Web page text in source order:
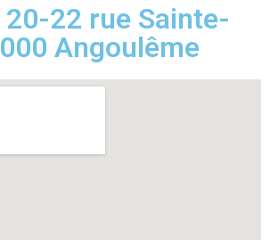
22 rue Sainte-
Angoulême